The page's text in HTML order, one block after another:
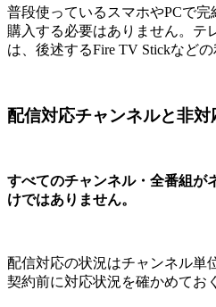
普段使っているスマホやPCで
購入する必要はありません。テ
は、後述するFire TV Stickなど
配信対応チャンネルと非
すべてのチャンネル・全番組が
けではありません。
配信対応の状況はチャンネル単
契約前に対応状況を確かめてお